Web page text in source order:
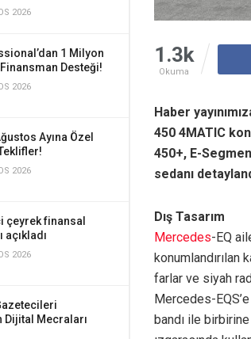
2026
1 Milyon
Desteği!
2026
Ayına Özel
2026
çeyrek finansal
açıkladı
2026
Dijital Mecraları
1.3k
Okuma
Haber
450 4MATIC
450+, E-
sedanı
Dış Tasarım
Mercedes-EQ
konumlandırılan
farlar ve siyah
Mercedes-
bandı ile